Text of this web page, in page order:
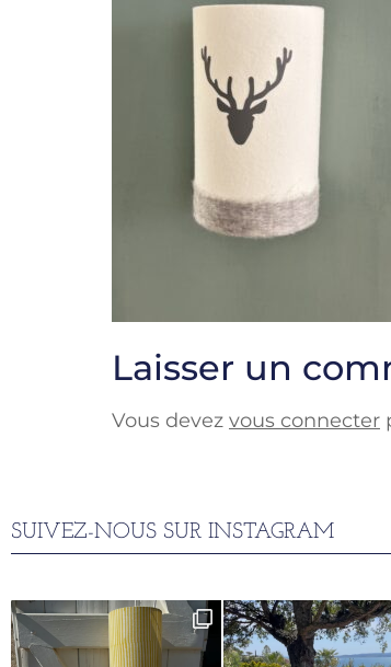
Laisser un
Vous devez vous connecter
SUIVEZ-NOUS SUR INSTAGRAM